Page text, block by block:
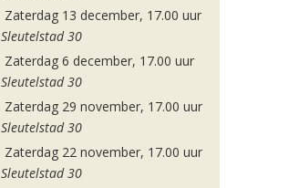
Zaterdag 13 december, 17.00 uur
Sleutelstad 30
Zaterdag 6 december, 17.00 uur
Sleutelstad 30
Zaterdag 29 november, 17.00 uur
Sleutelstad 30
Zaterdag 22 november, 17.00 uur
Sleutelstad 30